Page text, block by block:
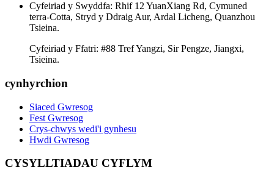
Cyfeiriad y Swyddfa: Rhif 12 YuanXiang Rd, Cymuned
terra-Cotta, Stryd y Ddraig Aur, Ardal Licheng, Quanzhou
Tsieina.
Cyfeiriad y Ffatri: #88 Tref Yangzi, Sir Pengze, Jiangxi,
Tsieina.
cynhyrchion
Siaced Gwresog
Fest Gwresog
Crys-chwys wedi'i gynhesu
Hwdi Gwresog
CYSYLLTIADAU CYFLYM